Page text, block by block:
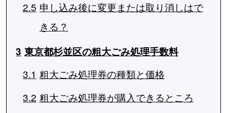
2.5 申し込み後に変更または取り消しはで
きる？
3 東京都杉並区の粗大ごみ処理手数料
3.1 粗大ごみ処理券の種類と価格
3.2 粗大ごみ処理券が購入できるところ